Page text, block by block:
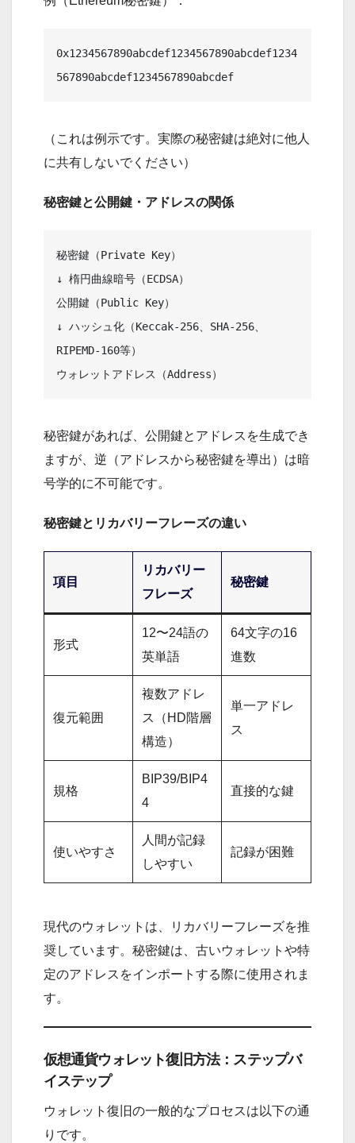
0x1234567890abcdef1234567890abcdef1234
（これは例示です。実際の秘密鍵は絶対に他人
に共有しないでください）
秘密鍵と公開鍵・アドレスの関係
秘密鍵（Private Key）
↓ 楕円曲線暗号（ECDSA）
公開鍵（Public Key）
↓ ハッシュ化（Keccak-256、SHA-256、
RIPEMD-160等）
秘密鍵があれば、公開鍵とアドレスを生成でき
ますが、逆（アドレスから秘密鍵を導出）は暗
号学的に不可能です。
秘密鍵とリカバリーフレーズの違い
項目
リカバリー
フレーズ
秘密鍵
形式
12〜24語の
英単語
64文字の16
進数
復元範囲
複数アドレ
ス（HD階層
構造）
単一アドレ
ス
規格
BIP39/BIP4
4
直接的な鍵
使いやすさ
人間が記録
しやすい
記録が困難
現代のウォレットは、リカバリーフレーズを推
奨しています。秘密鍵は、古いウォレットや特
定のアドレスをインポートする際に使用されま
す。
仮想通貨ウォレット復旧方法：ステップバ
イステップ
ウォレット復旧の一般的なプロセスは以下の通
りです。